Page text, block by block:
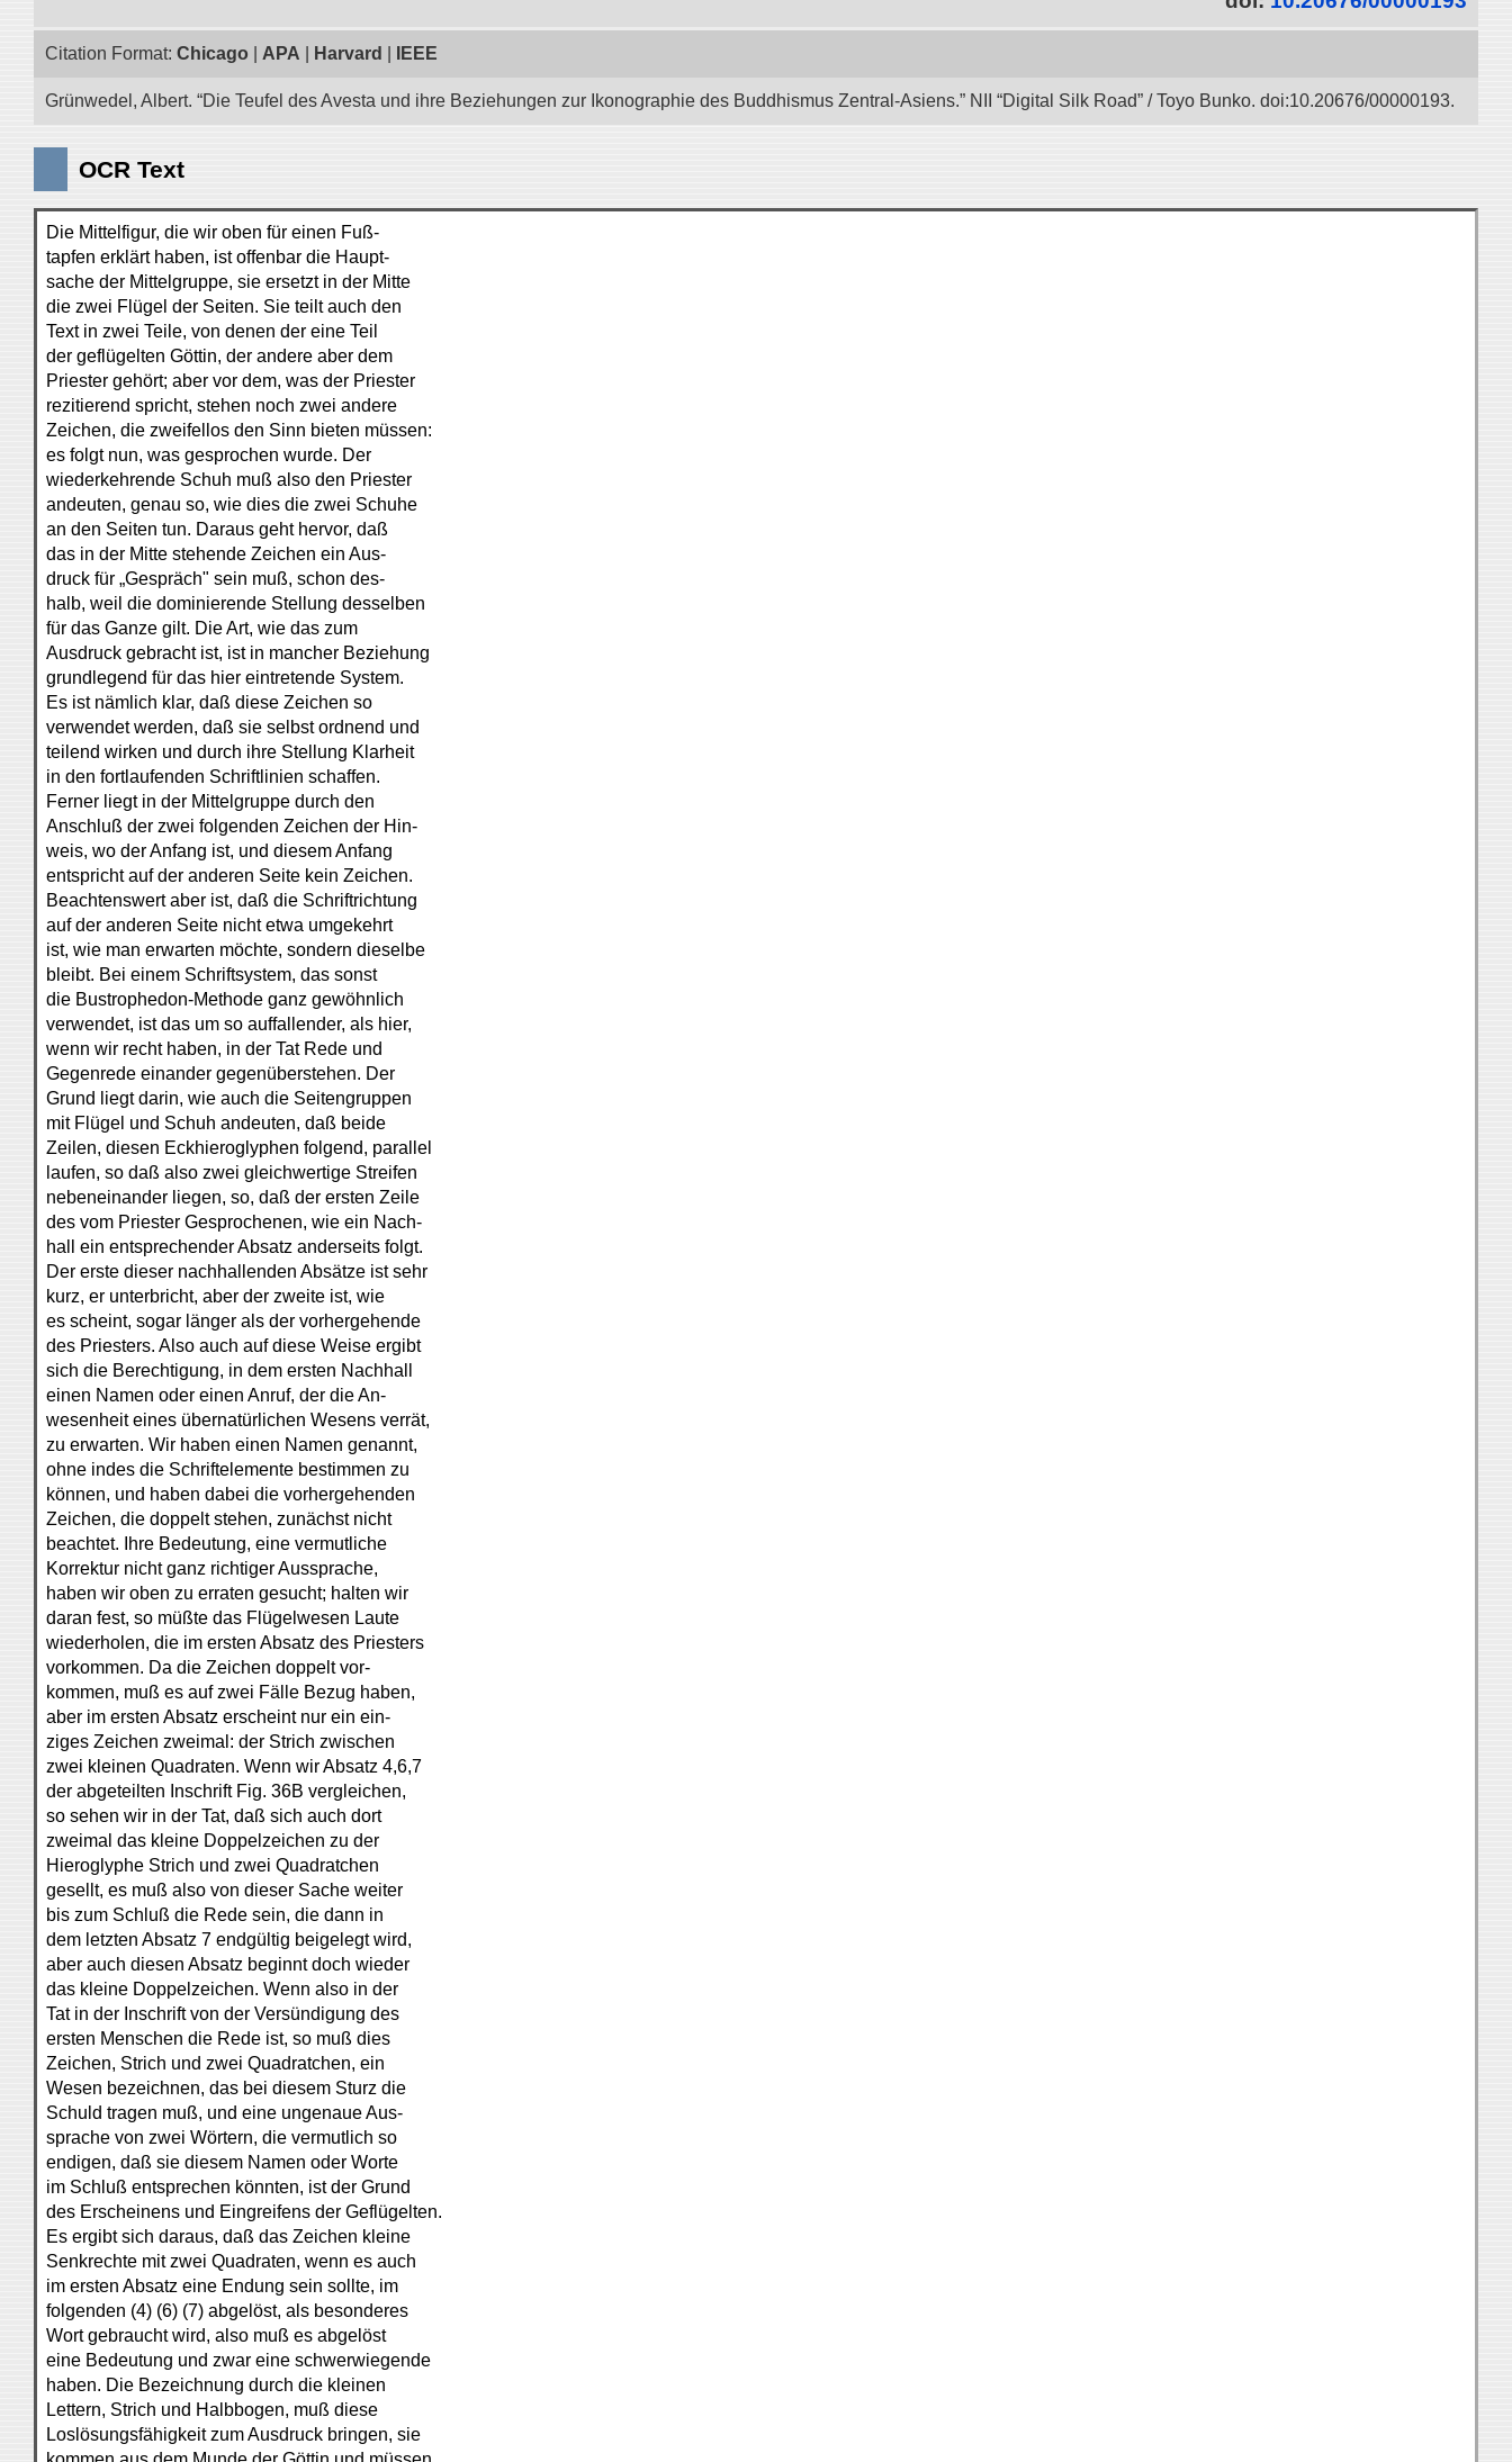
Citation Format: Chicago APA Harvard IEEE
Grünwedel, Albert. “Die Teufel des Avesta und ihre Beziehungen zur Ikonographie des Buddhismus Zentral-Asiens.” NII “Digital Silk Road” / Toyo Bunko. doi:10.20676/00000193.
OCR Text
Die Mittelfigur, die wir oben für einen Fuß-
tapfen erklärt haben, ist offenbar die Haupt-
sache der Mittelgruppe, sie ersetzt in der Mitte
die zwei Flügel der Seiten. Sie teilt auch den
Text in zwei Teile, von denen der eine Teil
der geflügelten Göttin, der andere aber dem
Priester gehört; aber vor dem, was der Priester
rezitierend spricht, stehen noch zwei andere
Zeichen, die zweifellos den Sinn bieten müssen:
es folgt nun, was gesprochen wurde. Der
wiederkehrende Schuh muß also den Priester
andeuten, genau so, wie dies die zwei Schuhe
an den Seiten tun. Daraus geht hervor, daß
das in der Mitte stehende Zeichen ein Aus-
druck für „Gespräch" sein muß, schon des-
halb, weil die dominierende Stellung desselben
für das Ganze gilt. Die Art, wie das zum
Ausdruck gebracht ist, ist in mancher Beziehung
grundlegend für das hier eintretende System.
Es ist nämlich klar, daß diese Zeichen so
verwendet werden, daß sie selbst ordnend und
teilend wirken und durch ihre Stellung Klarheit
in den fortlaufenden Schriftlinien schaffen.
Ferner liegt in der Mittelgruppe durch den
Anschluß der zwei folgenden Zeichen der Hin-
weis, wo der Anfang ist, und diesem Anfang
entspricht auf der anderen Seite kein Zeichen.
Beachtenswert aber ist, daß die Schriftrichtung
auf der anderen Seite nicht etwa umgekehrt
ist, wie man erwarten möchte, sondern dieselbe
bleibt. Bei einem Schriftsystem, das sonst
die Bustrophedon-Methode ganz gewöhnlich
verwendet, ist das um so auffallender, als hier,
wenn wir recht haben, in der Tat Rede und
Gegenrede einander gegenüberstehen. Der
Grund liegt darin, wie auch die Seitengruppen
mit Flügel und Schuh andeuten, daß beide
Zeilen, diesen Eckhieroglyphen folgend, parallel
laufen, so daß also zwei gleichwertige Streifen
nebeneinander liegen, so, daß der ersten Zeile
des vom Priester Gesprochenen, wie ein Nach-
hall ein entsprechender Absatz anderseits folgt.
Der erste dieser nachhallenden Absätze ist sehr
kurz, er unterbricht, aber der zweite ist, wie
es scheint, sogar länger als der vorhergehende
des Priesters. Also auch auf diese Weise ergibt
sich die Berechtigung, in dem ersten Nachhall
einen Namen oder einen Anruf, der die An-
wesenheit eines übernatürlichen Wesens verrät,
zu erwarten. Wir haben einen Namen genannt,
ohne indes die Schriftelemente bestimmen zu
können, und haben dabei die vorhergehenden
Zeichen, die doppelt stehen, zunächst nicht
beachtet. Ihre Bedeutung, eine vermutliche
Korrektur nicht ganz richtiger Aussprache,
haben wir oben zu erraten gesucht; halten wir
daran fest, so müßte das Flügelwesen Laute
wiederholen, die im ersten Absatz des Priesters
vorkommen. Da die Zeichen doppelt vor-
kommen, muß es auf zwei Fälle Bezug haben,
aber im ersten Absatz erscheint nur ein ein-
ziges Zeichen zweimal: der Strich zwischen
zwei kleinen Quadraten. Wenn wir Absatz 4,6,7
der abgeteilten Inschrift Fig. 36B vergleichen,
so sehen wir in der Tat, daß sich auch dort
zweimal das kleine Doppelzeichen zu der
Hieroglyphe Strich und zwei Quadratchen
gesellt, es muß also von dieser Sache weiter
bis zum Schluß die Rede sein, die dann in
dem letzten Absatz 7 endgültig beigelegt wird,
aber auch diesen Absatz beginnt doch wieder
das kleine Doppelzeichen. Wenn also in der
Tat in der Inschrift von der Versündigung des
ersten Menschen die Rede ist, so muß dies
Zeichen, Strich und zwei Quadratchen, ein
Wesen bezeichnen, das bei diesem Sturz die
Schuld tragen muß, und eine ungenaue Aus-
sprache von zwei Wörtern, die vermutlich so
endigen, daß sie diesem Namen oder Worte
im Schluß entsprechen könnten, ist der Grund
des Erscheinens und Eingreifens der Geflügelten.
Es ergibt sich daraus, daß das Zeichen kleine
Senkrechte mit zwei Quadraten, wenn es auch
im ersten Absatz eine Endung sein sollte, im
folgenden (4) (6) (7) abgelöst, als besonderes
Wort gebraucht wird, also muß es abgelöst
eine Bedeutung und zwar eine schwerwiegende
haben. Die Bezeichnung durch die kleinen
Lettern, Strich und Halbbogen, muß diese
Loslösungsfähigkeit zum Ausdruck bringen, sie